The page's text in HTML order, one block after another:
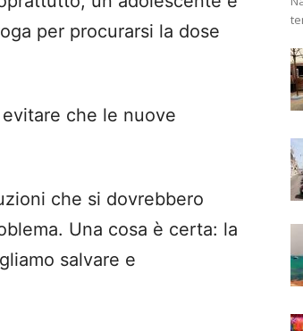
per procurarsi la dose
evitare che le nuove
che si dovrebbero
Una cosa è certa: la
salvare e